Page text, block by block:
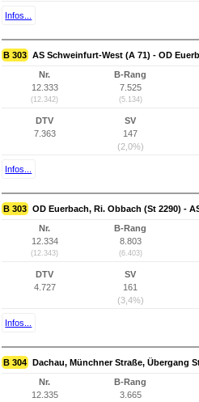
Infos...
B 303 AS Schweinfurt-West (A 71) - OD
Nr.
12.333
(12.342)
B-Rang
7.525
(5.134)
DTV
7.363
SV
147
(2,0%)
Infos...
B 303 OD Euerbach, Ri. Obbach (St 2290) -
Nr.
12.334
(12.343)
B-Rang
8.803
(6.403)
DTV
4.727
SV
161
(3,4%)
Infos...
B 304 Dachau, Münchner Straße, Übergang
Nr.
12.335
B-Rang
3.665